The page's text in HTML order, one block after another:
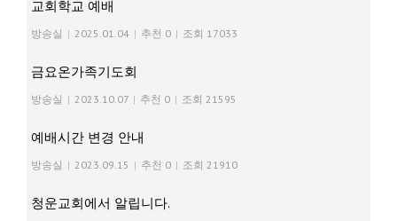
교회학교 예배
방송실 | 2025.01.04 | 추천 0 | 조회 17033
금요온가족기도회
방송실 | 2023.10.07 | 추천 0 | 조회 21595
예배시간 변경 안내
방송실 | 2023.09.15 | 추천 0 | 조회 21910
청운교회에서 알립니다.